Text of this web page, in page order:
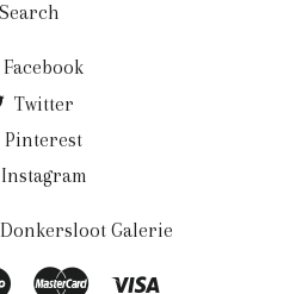
Search
Facebook
Twitter
Pinterest
Instagram
Galerie
Maestro Master